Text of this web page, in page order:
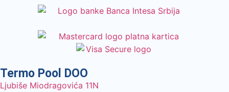
Termo Pool DOO
Ljubiše Miodragovića 11N